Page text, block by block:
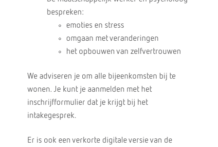
bespreken:
emoties en stress
omgaan met veranderingen
het opbouwen van zelfvertrouwen
We adviseren je om alle bijeenkomsten bij te
wonen. Je kunt je aanmelden met het
inschrijfformulier dat je krijgt bij het
intakegesprek.
Er is ook een verkorte digitale versie van de